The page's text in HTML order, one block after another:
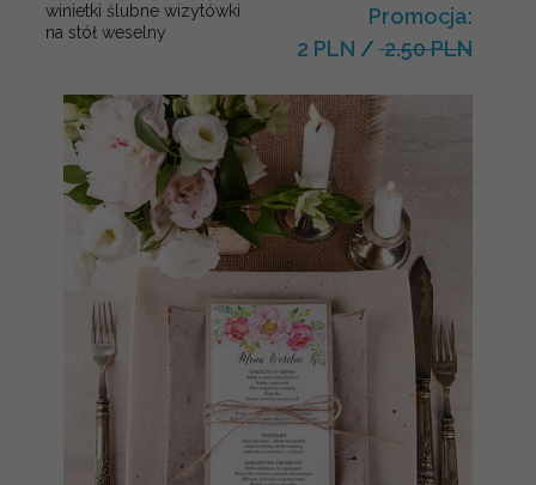
winietki ślubne wizytówki
na stół weselny
Promocja:
2 PLN / 2.50 PLN